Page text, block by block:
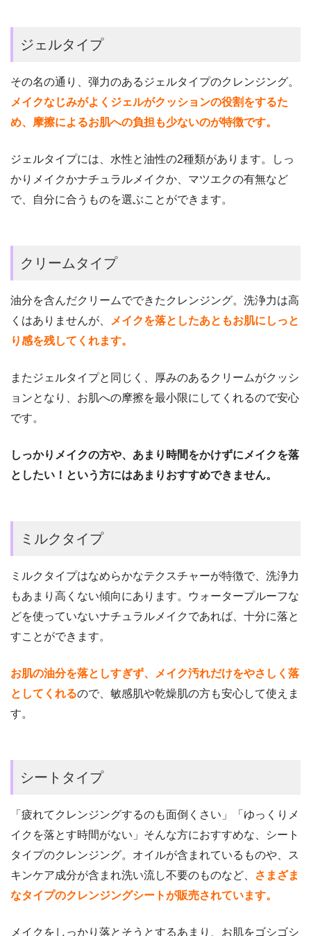
ジェルタイプ
その名の通り、弾力のあるジェルタイプのクレンジング。
メイクなじみがよくジェルがクッションの役割をするた
め、摩擦によるお肌への負担も少ないのが特徴です。
ジェルタイプには、水性と油性の2種類があります。しっ
かりメイクかナチュラルメイクか、マツエクの有無など
で、自分に合うものを選ぶことができます。
クリームタイプ
油分を含んだクリームでできたクレンジング。洗浄力は高
くはありませんが、
メイクを落としたあともお肌にしっと
り感を残してくれます。
またジェルタイプと同じく、厚みのあるクリームがクッシ
ョンとなり、お肌への摩擦を最小限にしてくれるので安心
です。
しっかりメイクの方や、あまり時間をかけずにメイクを落
としたい！という方にはあまりおすすめできません。
ミルクタイプ
ミルクタイプはなめらかなテクスチャーが特徴で、洗浄力
もあまり高くない傾向にあります。ウォータープルーフな
どを使っていないナチュラルメイクであれば、十分に落と
すことができます。
お肌の油分を落としすぎず、メイク汚れだけをやさしく落
としてくれるので、敏感肌や乾燥肌の方も安心して使えま
す。
シートタイプ
「疲れてクレンジングするのも面倒くさい」「ゆっくりメ
イクを落とす時間がない」そんな方におすすめな、シート
タイプのクレンジング。オイルが含まれているものや、ス
キンケア成分が含まれ洗い流し不要のものなど、
さまざま
なタイプのクレンジングシートが販売されています。
メイクをしっかり落とそうとするあまり、お肌をゴシゴシ